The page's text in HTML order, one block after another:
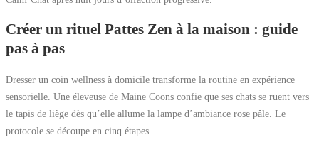
Créer un rituel Pattes Zen à la maison : guide
pas à pas
Dresser un coin wellness à domicile transforme la routine en expérience
sensorielle. Une éleveuse de Maine Coons confie que ses chats se ruent vers
le tapis de liège dès qu’elle allume la lampe d’ambiance rose pâle. Le
protocole se découpe en cinq étapes.